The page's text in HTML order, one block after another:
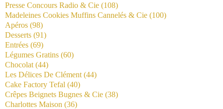
Presse Concours Radio & Cie (108)
Madeleines Cookies Muffins Cannelés & Cie (100)
Apéros (98)
Desserts (91)
Entrées (69)
Légumes Gratins (60)
Chocolat (44)
Les Délices De Clément (44)
Cake Factory Tefal (40)
Crêpes Beignets Bugnes & Cie (38)
Charlottes Maison (36)